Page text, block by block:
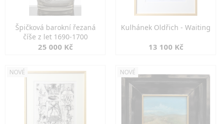
Špičková barokní řezaná
číše z let 1690-1700
25 000 Kč
Kulhánek Oldřich - Waiting
13 100 Kč
NOVÉ NOVÉ